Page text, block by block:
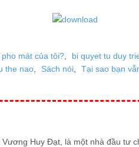
mát của tôi?, bi quyet tu duy
the nao, Sách nói, Tại sao bạn
Vương Huy Đạt, là một nhà đầu tư